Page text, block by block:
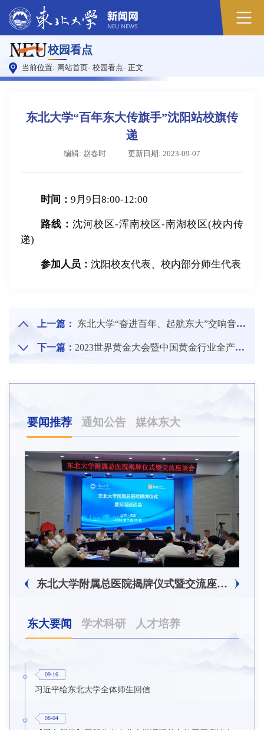
校园看点
当前位置: 网站首页- 校园看点- 正文
东北大学“百年东大传旗手”沈阳站校旗传
递
编辑: 赵春时 更新日期: 2023-09-07
时间： 9月9日8:00-12:00
路线： 沈河校区-浑南校区-南湖校区(校内传
递)
参加人员： 沈阳校友代表、校内部分师生代表
上一篇： 东北大学“奋进百年、起航东大”交响音乐会
下一篇： 2023世界黄金大会暨中国黄金行业全产业链创新论坛
要闻推荐 通知公告 媒体东大
东北大学附属总医院揭牌仪式暨交流座谈会举行
东大要闻 学术科研 人才培养
09-16
习近平给东北大学全体师生回信
08-04